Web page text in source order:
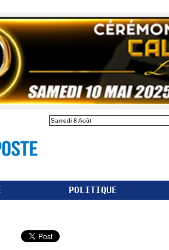
Samedi 8 Août
POLITIQUE